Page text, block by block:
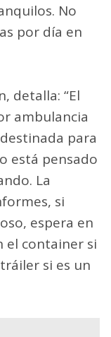
No
por día en
detalla: “El
ambulancia
para
está pensado
La
si
espera en
el container si
si es un